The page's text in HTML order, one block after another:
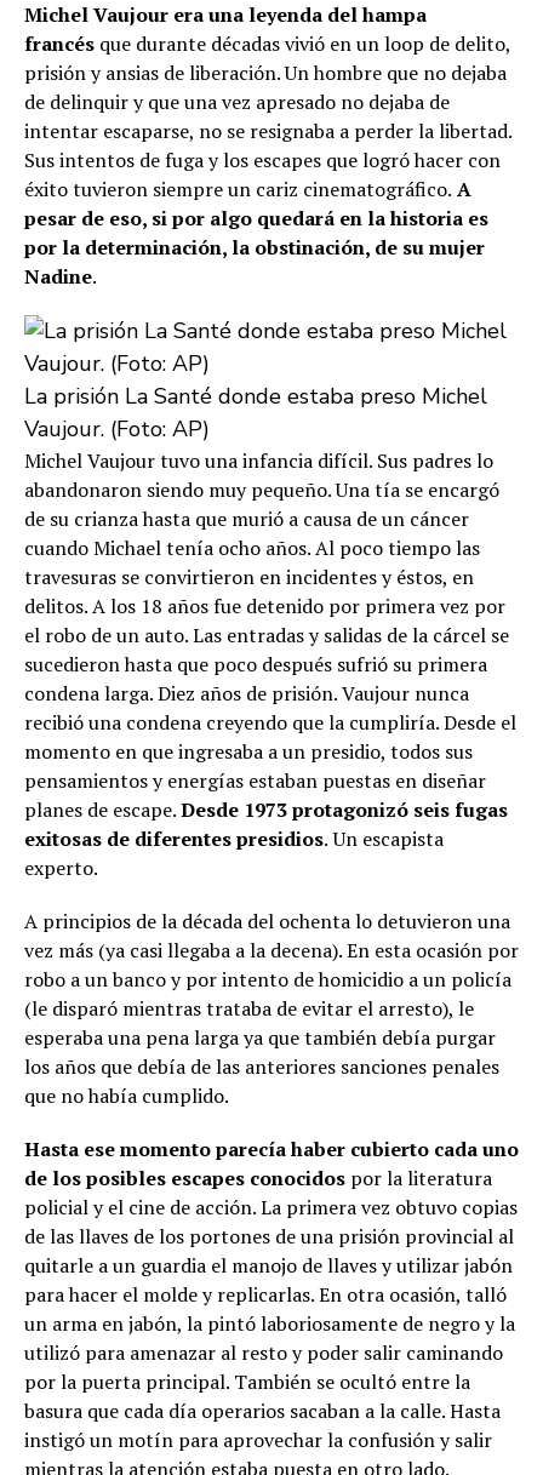
Michel Vaujour era una leyenda del hampa
francés que durante décadas vivió en un loop de delito,
prisión y ansias de liberación. Un hombre que no dejaba
de delinquir y que una vez apresado no dejaba de
intentar escaparse, no se resignaba a perder la libertad.
Sus intentos de fuga y los escapes que logró hacer con
éxito tuvieron siempre un cariz cinematográfico. A
pesar de eso, si por algo quedará en la historia es
por la determinación, la obstinación, de su mujer
Nadine.
La prisión La Santé donde estaba preso Michel
Vaujour. (Foto: AP)
Michel Vaujour tuvo una infancia difícil. Sus padres lo
abandonaron siendo muy pequeño. Una tía se encargó
de su crianza hasta que murió a causa de un cáncer
cuando Michael tenía ocho años. Al poco tiempo las
travesuras se convirtieron en incidentes y éstos, en
delitos. A los 18 años fue detenido por primera vez por
el robo de un auto. Las entradas y salidas de la cárcel se
sucedieron hasta que poco después sufrió su primera
condena larga. Diez años de prisión. Vaujour nunca
recibió una condena creyendo que la cumpliría. Desde el
momento en que ingresaba a un presidio, todos sus
pensamientos y energías estaban puestas en diseñar
planes de escape.Desde 1973 protagonizó seis fugas
exitosas de diferentes presidios. Un escapista
experto.
A principios de la década del ochenta lo detuvieron una
vez más (ya casi llegaba a la decena). En esta ocasión por
robo a un banco y por intento de homicidio a un policía
(le disparó mientras trataba de evitar el arresto), le
esperaba una pena larga ya que también debía purgar
los años que debía de las anteriores sanciones penales
que no había cumplido.
Hasta ese momento parecía haber cubierto cada uno
de los posibles escapes conocidos por la literatura
policial y el cine de acción. La primera vez obtuvo copias
de las llaves de los portones de una prisión provincial al
quitarle a un guardia el manojo de llaves y utilizar jabón
para hacer el molde y replicarlas. En otra ocasión, talló
un arma en jabón, la pintó laboriosamente de negro y la
utilizó para amenazar al resto y poder salir caminando
por la puerta principal. También se ocultó entre la
basura que cada día operarios sacaban a la calle. Hasta
instigó un motín para aprovechar la confusión y salir
mientras la atención estaba puesta en otro lado.